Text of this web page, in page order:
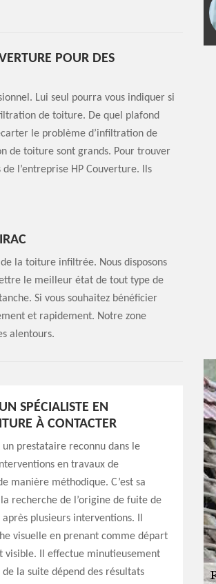
POUR DES
Lui seul pourra vous indiquer si
de toiture. De quel plafond
le problème d’infiltration de
de toiture sont grands. Pour trouver
l’entreprise HP Couverture. Ils
la toiture infiltrée. Nous disposons
le meilleur état de tout type de
Si vous souhaitez bénéficier
et rapidement. Notre zone
alentours.
SPÉCIALISTE EN
À CONTACTER
un prestataire reconnu dans le
en travaux de
manière méthodique. C’est sa
recherche de l’origine de fuite de
plusieurs interventions. Il
visuelle en prenant comme départ
visible. Il effectue minutieusement
la suite dépend des résultats